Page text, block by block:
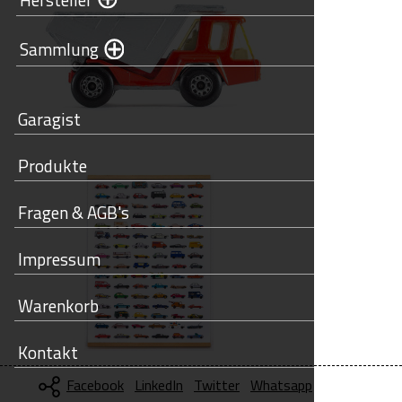
Sammlung
Garagist
Produkte
Fragen & AGB's
Impressum
Warenkorb
Kontakt
Facebook LinkedIn Twitter Whatsapp